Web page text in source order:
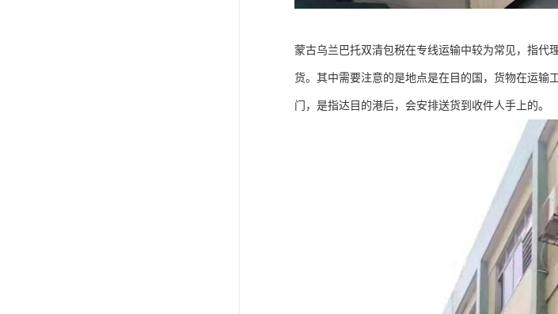
蒙古乌兰巴托双清包税在专线运输中较为常见，指代
货。其中需要注意的是地点是在目的国，货物在运输
门，是指达目的港后，会安排送货到收件人手上的。